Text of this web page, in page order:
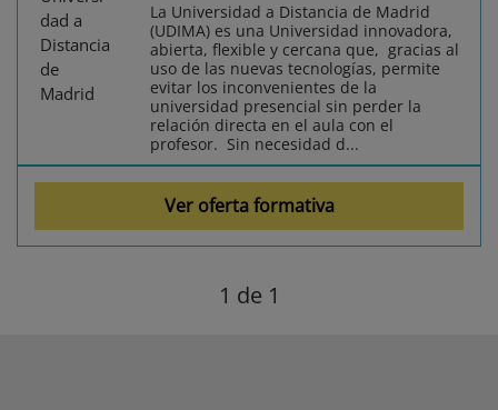
La Universidad a Distancia de Madrid
(UDIMA) es una Universidad innovadora,
abierta, flexible y cercana que, gracias al
uso de las nuevas tecnologías, permite
evitar los inconvenientes de la
universidad presencial sin perder la
relación directa en el aula con el
profesor. Sin necesidad d...
Ver oferta formativa
1 de 1